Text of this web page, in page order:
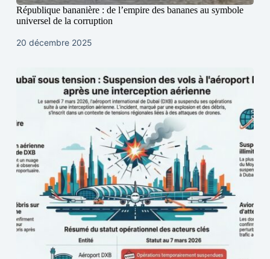
République bananière : de l’empire des bananes au symbole
universel de la corruption
20 décembre 2025